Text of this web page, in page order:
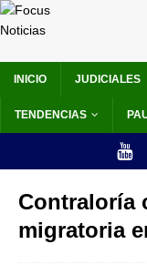
INICIO JUDICIALES
TENDENCIAS
Contraloría
migratoria